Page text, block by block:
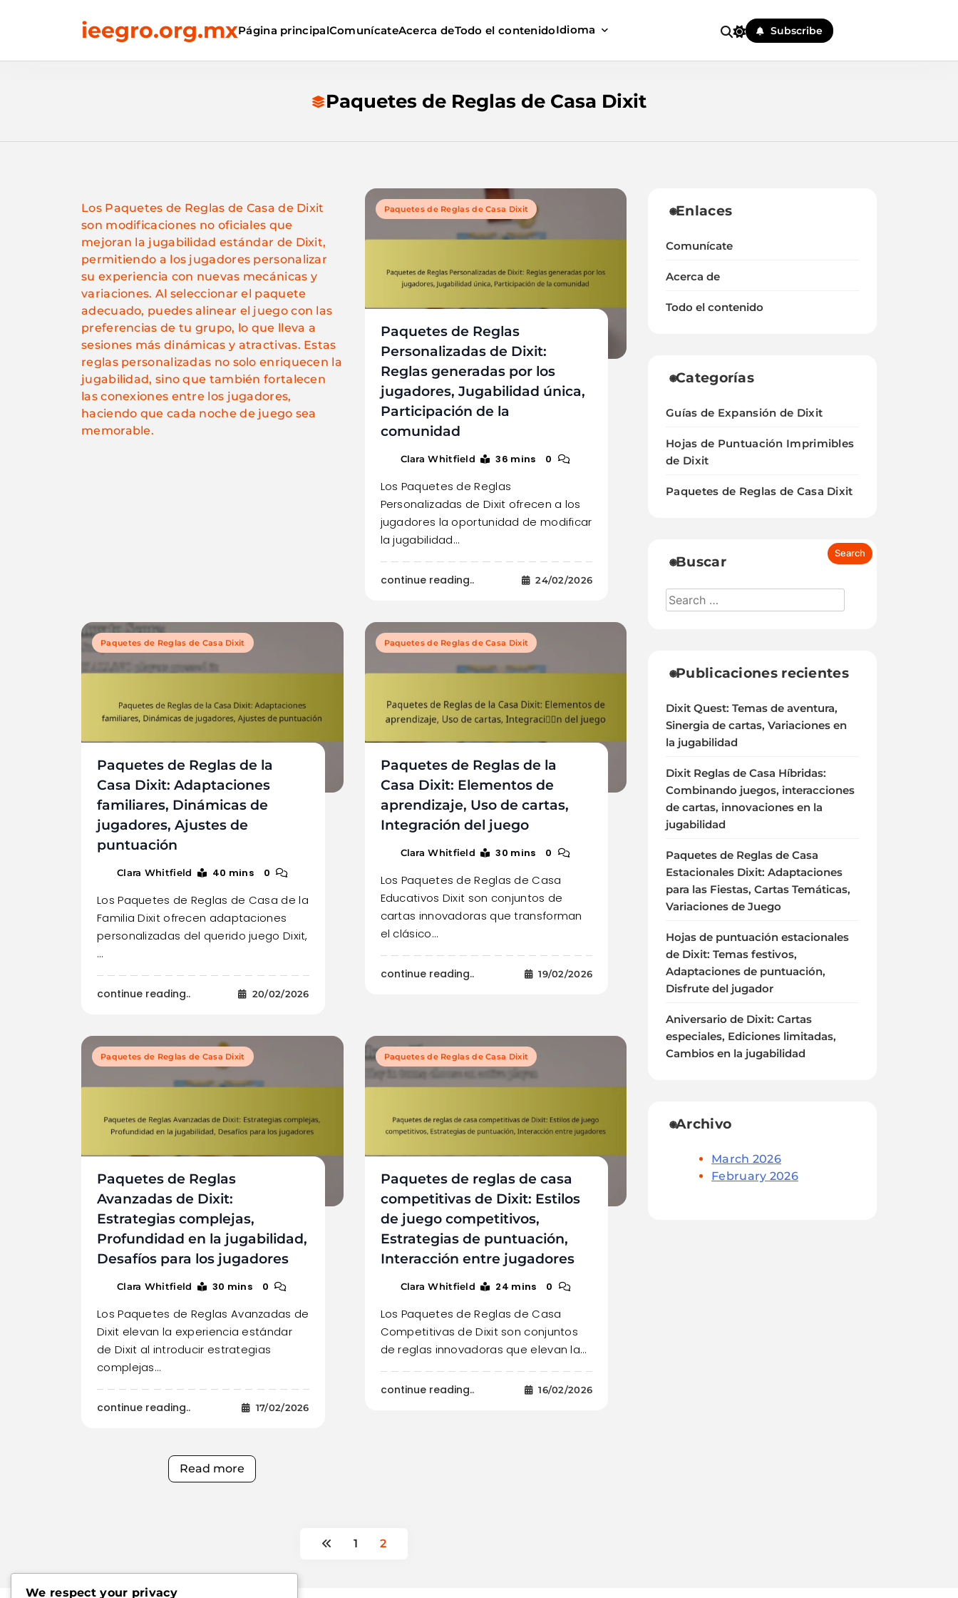
ieegro.org.mxPágina principalComunícateAcerca deTodo el contenidoIdioma Subscribe
Paquetes de Reglas de Casa Dixit
Los Paquetes de Reglas de Casa de Dixit
son modificaciones no oficiales que
mejoran la jugabilidad estándar de Dixit,
permitiendo a los jugadores personalizar
su experiencia con nuevas mecánicas y
variaciones. Al seleccionar el paquete
adecuado, puedes alinear el juego con las
preferencias de tu grupo, lo que lleva a
sesiones más dinámicas y atractivas. Estas
reglas personalizadas no solo enriquecen la
jugabilidad, sino que también fortalecen
las conexiones entre los jugadores,
haciendo que cada noche de juego sea
memorable.
Paquetes de Reglas de Casa Dixit
Paquetes de Reglas
Personalizadas de Dixit:
Reglas generadas por los
jugadores, Jugabilidad única,
Participación de la
comunidad
Clara Whitfield 36 mins 0
Los Paquetes de Reglas
Personalizadas de Dixit ofrecen a los
jugadores la oportunidad de modificar
la jugabilidad…
continue reading.. 24/02/2026
Paquetes de Reglas de Casa Dixit
Paquetes de Reglas de la
Casa Dixit: Adaptaciones
familiares, Dinámicas de
jugadores, Ajustes de
puntuación
Clara Whitfield 40 mins 0
Los Paquetes de Reglas de Casa de la
Familia Dixit ofrecen adaptaciones
personalizadas del querido juego Dixit,
…
continue reading.. 20/02/2026
Paquetes de Reglas de Casa Dixit
Paquetes de Reglas de la
Casa Dixit: Elementos de
aprendizaje, Uso de cartas,
Integración del juego
Clara Whitfield 30 mins 0
Los Paquetes de Reglas de Casa
Educativos Dixit son conjuntos de
cartas innovadoras que transforman
el clásico…
continue reading.. 19/02/2026
Paquetes de Reglas de Casa Dixit
Paquetes de Reglas
Avanzadas de Dixit:
Estrategias complejas,
Profundidad en la jugabilidad,
Desafíos para los jugadores
Clara Whitfield 30 mins 0
Los Paquetes de Reglas Avanzadas de
Dixit elevan la experiencia estándar
de Dixit al introducir estrategias
complejas…
continue reading.. 17/02/2026
Paquetes de Reglas de Casa Dixit
Paquetes de reglas de casa
competitivas de Dixit: Estilos
de juego competitivos,
Estrategias de puntuación,
Interacción entre jugadores
Clara Whitfield 24 mins 0
Los Paquetes de Reglas de Casa
Competitivas de Dixit son conjuntos
de reglas innovadoras que elevan la…
continue reading.. 16/02/2026
Read more
1 2
Enlaces
Comunícate
Acerca de
Todo el contenido
Categorías
Guías de Expansión de Dixit
Hojas de Puntuación Imprimibles
de Dixit
Paquetes de Reglas de Casa Dixit
Buscar
Publicaciones recientes
Dixit Quest: Temas de aventura,
Sinergia de cartas, Variaciones en
la jugabilidad
Dixit Reglas de Casa Híbridas:
Combinando juegos, interacciones
de cartas, innovaciones en la
jugabilidad
Paquetes de Reglas de Casa
Estacionales Dixit: Adaptaciones
para las Fiestas, Cartas Temáticas,
Variaciones de Juego
Hojas de puntuación estacionales
de Dixit: Temas festivos,
Adaptaciones de puntuación,
Disfrute del jugador
Aniversario de Dixit: Cartas
especiales, Ediciones limitadas,
Cambios en la jugabilidad
Archivo
March 2026
February 2026
We respect your privacy